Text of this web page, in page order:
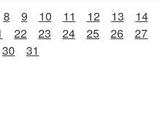
8 9 10 11 12 13
14
22 23 24 25 26
27
30 31